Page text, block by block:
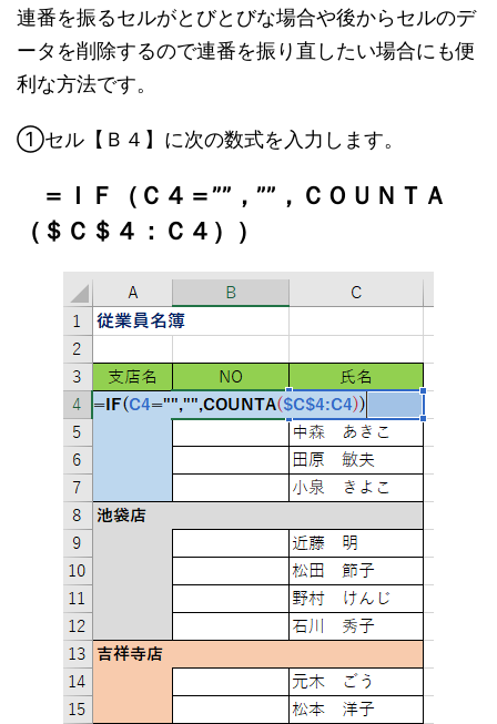
連番を振るセルがとびとびな場合や後からセルのデ
ータを削除するので連番を振り直したい場合にも便
利な方法です。
①セル【Ｂ４】に次の数式を入力します。
＝ＩＦ（Ｃ４＝””，””，ＣＯＵＮＴＡ
（＄Ｃ＄４：Ｃ４））